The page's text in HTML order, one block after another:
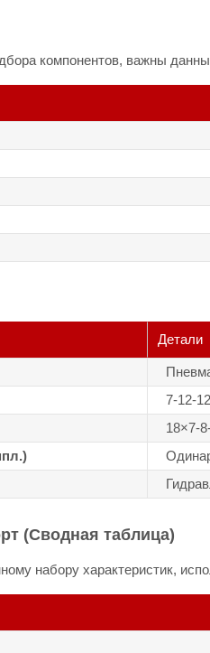
компонентов, важны
Детали
7-12-
18×7-
(Сводная таблица)
набору характеристик,